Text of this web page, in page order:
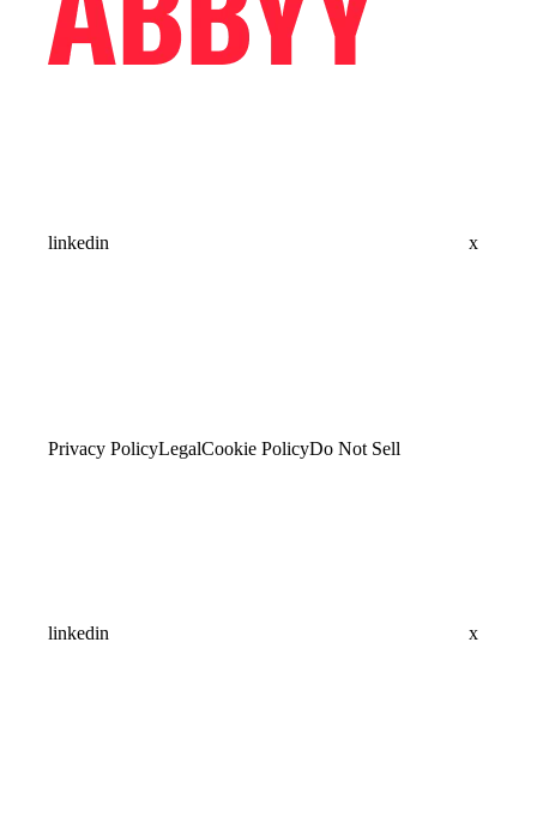
linkedin x
Privacy PolicyLegalCookie PolicyDo Not Sell
linkedin x